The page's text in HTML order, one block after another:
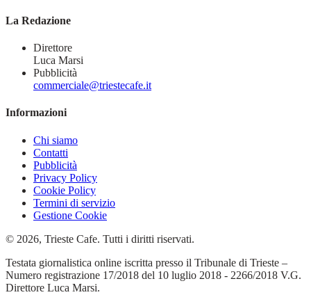
La Redazione
Direttore
Luca Marsi
Pubblicità
commerciale@triestecafe.it
Informazioni
Chi siamo
Contatti
Pubblicità
Privacy Policy
Cookie Policy
Termini di servizio
Gestione Cookie
© 2026, Trieste Cafe. Tutti i diritti riservati.
Testata giornalistica online iscritta presso il Tribunale di Trieste –
Numero registrazione 17/2018 del 10 luglio 2018 - 2266/2018 V.G.
Direttore Luca Marsi.